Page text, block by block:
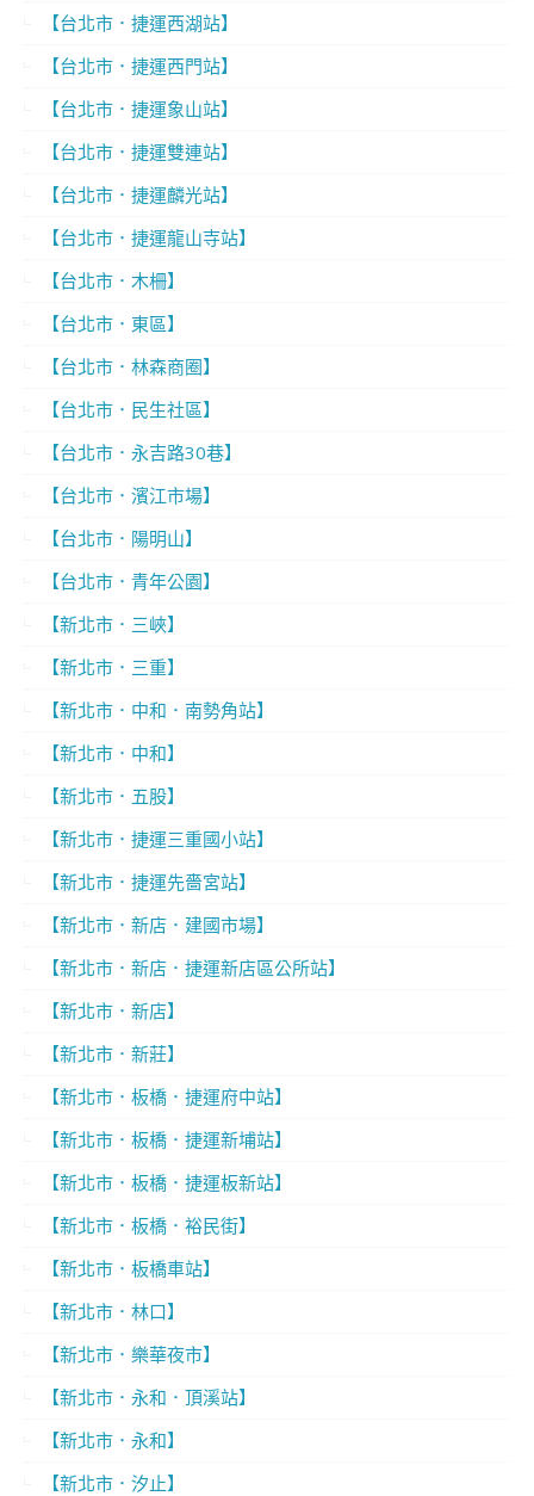
【台北市．捷運西湖站】
【台北市．捷運西門站】
【台北市．捷運象山站】
【台北市．捷運雙連站】
【台北市．捷運麟光站】
【台北市．捷運龍山寺站】
【台北市．木柵】
【台北市．東區】
【台北市．林森商圈】
【台北市．民生社區】
【台北市．永吉路30巷】
【台北市．濱江市場】
【台北市．陽明山】
【台北市．青年公園】
【新北市．三峽】
【新北市．三重】
【新北市．中和．南勢角站】
【新北市．中和】
【新北市．五股】
【新北市．捷運三重國小站】
【新北市．捷運先嗇宮站】
【新北市．新店．建國市場】
【新北市．新店．捷運新店區公所站】
【新北市．新店】
【新北市．新莊】
【新北市．板橋．捷運府中站】
【新北市．板橋．捷運新埔站】
【新北市．板橋．捷運板新站】
【新北市．板橋．裕民街】
【新北市．板橋車站】
【新北市．林口】
【新北市．樂華夜市】
【新北市．永和．頂溪站】
【新北市．永和】
【新北市．汐止】